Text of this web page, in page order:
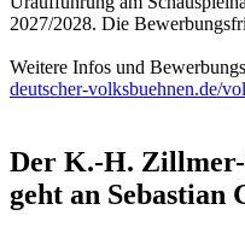
2027/2028. Die
Weitere Infos und
deutscher-volksbuehnen.de/
Der K.-H.
geht an Sebastian